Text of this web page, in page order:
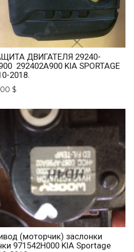
ДВИГАТЕЛЯ 29240-
292402A900 KIA SPORTAGE
2018.
$
(моторчик) заслонки
971542H000 KIA Sportage